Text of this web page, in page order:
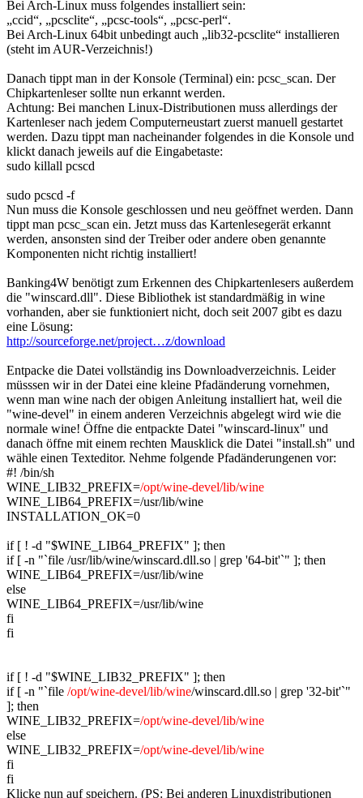
Bei Arch-Linux muss folgendes installiert sein:
„ccid“, „pcsclite“, „pcsc-tools“, „pcsc-perl“.
Bei Arch-Linux 64bit unbedingt auch „lib32-pcsclite“ installieren
(steht im AUR-Verzeichnis!)
Danach tippt man in der Konsole (Terminal) ein: pcsc_scan. Der
Chipkartenleser sollte nun erkannt werden.
Achtung: Bei manchen Linux-Distributionen muss allerdings der
Kartenleser nach jedem Computerneustart zuerst manuell gestartet
werden. Dazu tippt man nacheinander folgendes in die Konsole und
klickt danach jeweils auf die Eingabetaste:
sudo killall pcscd
sudo pcscd -f
Nun muss die Konsole geschlossen und neu geöffnet werden. Dann
tippt man pcsc_scan ein. Jetzt muss das Kartenlesegerät erkannt
werden, ansonsten sind der Treiber oder andere oben genannte
Komponenten nicht richtig installiert!
Banking4W benötigt zum Erkennen des Chipkartenlesers außerdem
die "winscard.dll". Diese Bibliothek ist standardmäßig in wine
vorhanden, aber sie funktioniert nicht, doch seit 2007 gibt es dazu
eine Lösung:
http://sourceforge.net/project…z/download
Entpacke die Datei vollständig ins Downloadverzeichnis. Leider
müsssen wir in der Datei eine kleine Pfadänderung vornehmen,
wenn man wine nach der obigen Anleitung installiert hat, weil die
"wine-devel" in einem anderen Verzeichnis abgelegt wird wie die
normale wine! Öffne die entpackte Datei "winscard-linux" und
danach öffne mit einem rechten Mausklick die Datei "install.sh" und
wähle einen Texteditor. Nehme folgende Pfadänderungenen vor:
#! /bin/sh
WINE_LIB32_PREFIX=/opt/wine-devel/lib/wine
WINE_LIB64_PREFIX=/usr/lib/wine
INSTALLATION_OK=0
if [ ! -d "$WINE_LIB64_PREFIX" ]; then
if [ -n "`file /usr/lib/wine/winscard.dll.so | grep '64-bit'`" ]; then
WINE_LIB64_PREFIX=/usr/lib/wine
else
WINE_LIB64_PREFIX=/usr/lib/wine
fi
fi
if [ ! -d "$WINE_LIB32_PREFIX" ]; then
if [ -n "`file /opt/wine-devel/lib/wine/winscard.dll.so | grep '32-bit'`"
]; then
WINE_LIB32_PREFIX=/opt/wine-devel/lib/wine
else
WINE_LIB32_PREFIX=/opt/wine-devel/lib/wine
fi
fi
Klicke nun auf speichern. (PS: Bei anderen Linuxdistributionen